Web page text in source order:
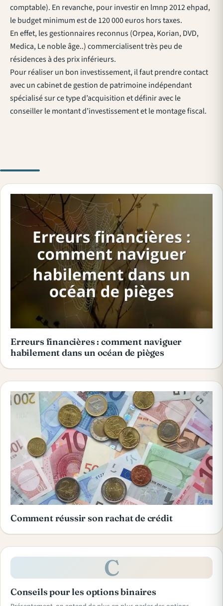
comptable). En revanche, pour investir en lmnp 2012 ehpad,
le budget minimum est de 120 000 euros hors taxes.
En effet, les gestionnaires reconnus (Orpea, Korian, DVD,
Medica, Le noble âge..) commercialisent très peu de
résidences à des prix inférieurs.
Pour réaliser un bon investissement, il faut prendre contact
avec un cabinet de gestion de patrimoine indépendant
spécialisé sur ce type d’acquisition et définir avec le
conseiller le montant d’investissement et le montage fiscal.
Erreurs financières : comment naviguer
habilement dans un océan de pièges
Comment réussir son rachat de crédit
C
Conseils pour les options binaires